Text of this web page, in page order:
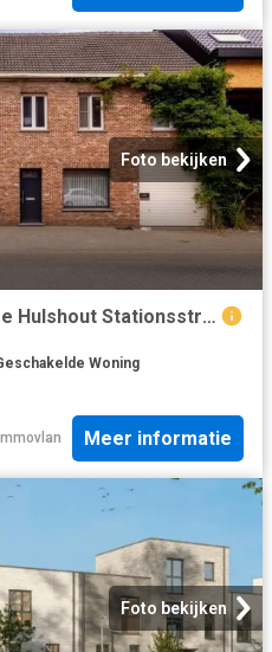
Foto bekijken
à vendre Rez De Chaussée Hulshout Stationsstraat
Woning
Meer informatie
Foto bekijken